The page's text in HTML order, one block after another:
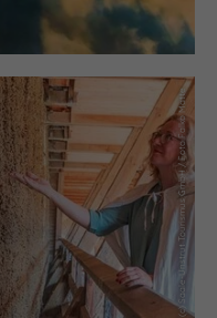
(c) Saale-Unstrut Tourismus GmbH / Foto Falko Matte